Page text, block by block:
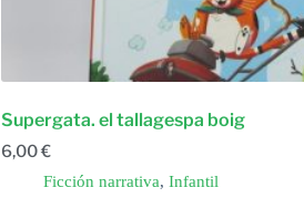
Supergata. el tallagespa boig
6,00€
Ficción narrativa, Infantil